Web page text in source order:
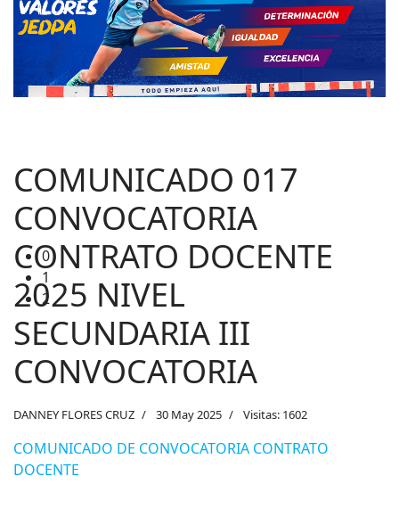
COMUNICADO 017
CONVOCATORIA
CONTRATO DOCENTE
2025 NIVEL
SECUNDARIA III
CONVOCATORIA
DANNEY FLORES CRUZ 30 May 2025 Visitas: 1602
COMUNICADO DE CONVOCATORIA CONTRATO
DOCENTE